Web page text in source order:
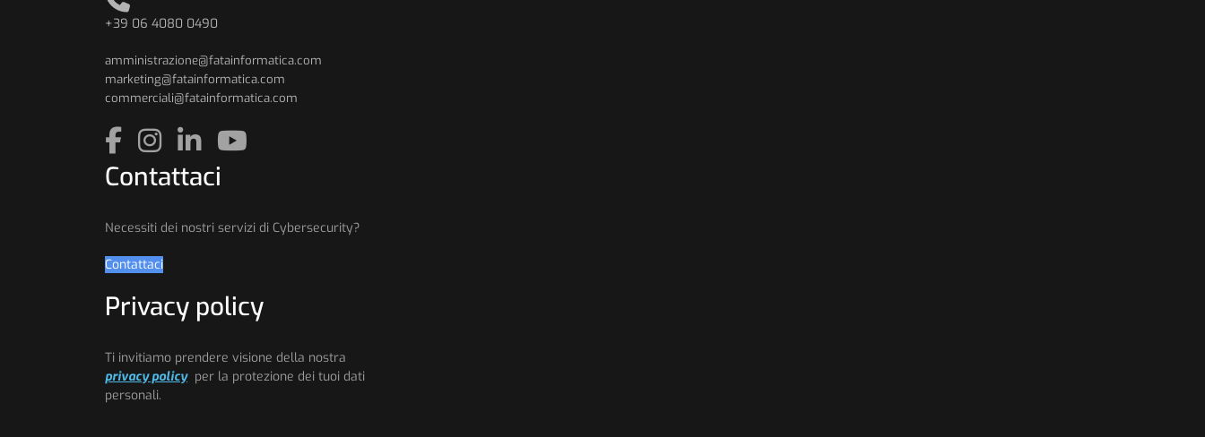
+39 06 4080 0490
amministrazione@fatainformatica.com
marketing@fatainformatica.com
commerciali@fatainformatica.com
Contattaci
Necessiti dei nostri servizi di Cybersecurity?
Contattaci
Privacy policy
Ti invitiamo prendere visione della nostra
privacy policyper la protezione dei tuoi dati
personali.